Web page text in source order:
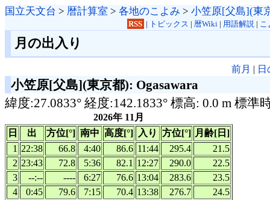
国立天文台 > 暦計算室 > 各地のこよみ > 小笠原[父島](東
RSS | トピックス | 暦Wiki| 用語解説| こ
月の出入り
前月 |
小笠原[父島](東京都): Ogasawara
緯度:27.0833° 経度:142.1833° 標高: 0.0 m 標準
2026年 11月
日
出 方位[°] 南中 高度[°] 入り 方位[°] 月齢[日]
1 22:38 66.8 4:40 86.6 11:44 295.4
21.5
2 23:43 72.8 5:36 82.1 12:27 290.0
22.5
3
--:-- ---- 6:27 76.6 13:04 283.6
23.5
4
0:45 79.6 7:15 70.4 13:38 276.7
24.5